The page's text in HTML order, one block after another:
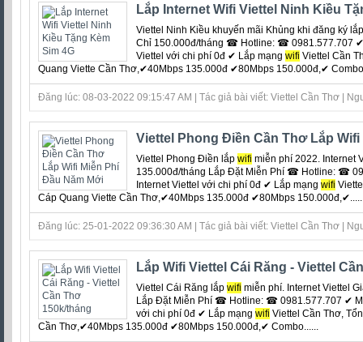
Lắp Internet Wifi Viettel Ninh Kiều
Viettel Ninh Kiều khuyến mãi Khủng khi đăng ký
Chỉ 150.000đ/tháng ☎ Hotline: ☎ 0981.577.707 ✔
Viettel với chi phí 0đ ‎✔ Lắp mạng wifi Viettel Cần
Quang Viette Cần Thơ,✔40Mbps 135.000đ ✔80Mbps 150.000đ,✔ Combo
Đăng lúc: 08-03-2022 09:15:47 AM | Tác giả bài viết: Viettel Cần Thơ |
Viettel Phong Điền Cần Thơ Lắp
Viettel Phong Điền lắp wifi miễn phí 2022. Internet
135.000đ/tháng Lắp Đặt Miễn Phí ☎ Hotline: ☎
Internet Viettel với chi phí 0đ ‎✔ Lắp mạng wifi
Cáp Quang Viette Cần Thơ,✔40Mbps 135.000đ ✔80Mbps
Đăng lúc: 25-01-2022 09:36:30 AM | Tác giả bài viết: Viettel Cần Thơ |
Lắp Wifi Viettel Cái Răng - Viettel
Viettel Cái Răng lắp wifi miễn phí. Internet Viettel
Lắp Đặt Miễn Phí ☎ Hotline: ☎ 0981.577.707 ✔
với chi phí 0đ ‎✔ Lắp mạng wifi Viettel Cần Thơ,
Cần Thơ,✔40Mbps 135.000đ ✔80Mbps 150.000đ,✔ Combo......